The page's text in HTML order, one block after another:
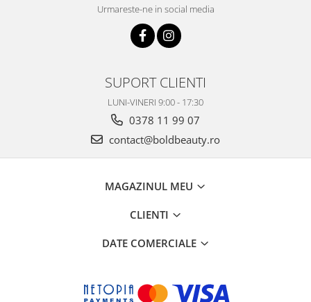
Urmareste-ne in social media
SUPORT CLIENTI
LUNI-VINERI 9:00 - 17:30
0378 11 99 07
contact@boldbeauty.ro
MAGAZINUL MEU
CLIENTI
DATE COMERCIALE